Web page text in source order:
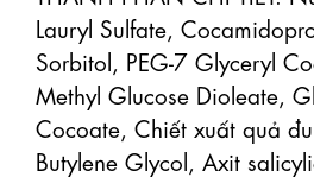
Lauryl Sulfate,
Sorbitol, PEG-7 Glyceryl
Methyl Glucose Dioleate,
Cocoate, Chiết xuất quả
Butylene Glycol, Axit